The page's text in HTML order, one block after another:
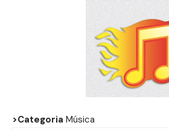
>Categoria Música